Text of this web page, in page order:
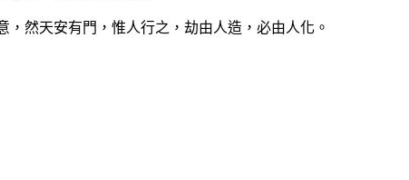
然天安有門，惟人行之，劫由人造，必由人化。